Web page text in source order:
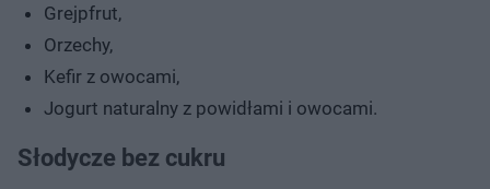
Grejpfrut,
Orzechy,
Kefir z owocami,
Jogurt naturalny z powidłami i owocami.
Słodycze bez cukru